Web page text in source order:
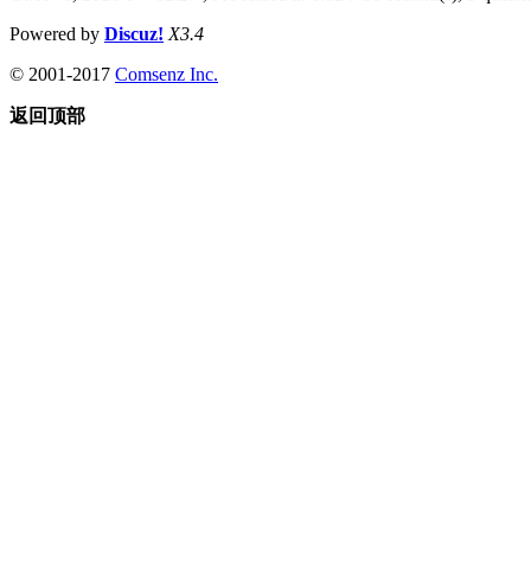
Powered by Discuz! X3.4
© 2001-2017 Comsenz Inc.
返回顶部